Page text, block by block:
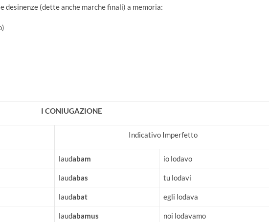
desinenze (dette anche marche finali) a memoria:
I CONIUGAZIONE
Indicativo Imperfetto
laudabam io lodavo
laudabas tu lodavi
laudabat egli lodava
laudabamus noi lodavamo